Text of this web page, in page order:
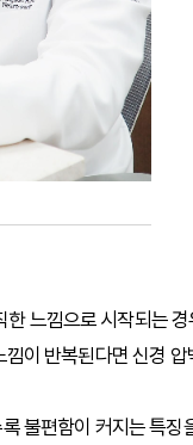
느낌으로 시작되는
이 반복된다면 신경
불편함이 커지는 특징